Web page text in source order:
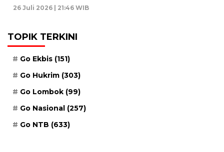
26 Juli 2026 | 21:46 WIB
TOPIK TERKINI
Go Ekbis (151)
Go Hukrim (303)
Go Lombok (99)
Go Nasional (257)
Go NTB (633)